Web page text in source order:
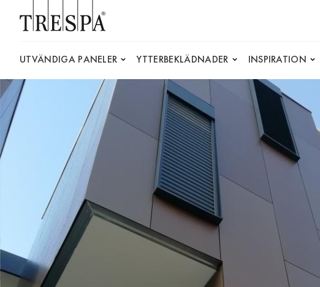
UTVÄNDIGA PANELER YTTERBEKLÄDNADER INSPIRATION